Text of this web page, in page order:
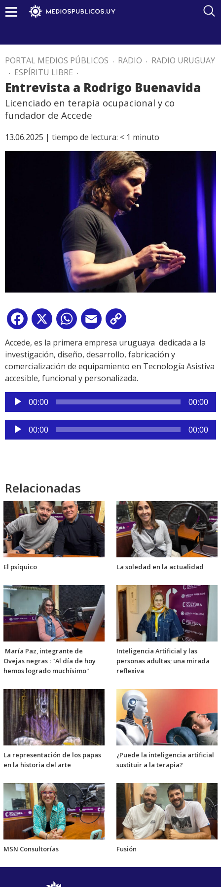
PORTAL MEDIOS PÚBLICOS . RADIO . RADIO URUGUAY
. ESPÍRITU LIBRE .
Entrevista a Rodrigo Buenavida
Licenciado en terapia ocupacional y co
fundador de Accede
13.06.2025 | tiempo de lectura: < 1 minuto
Facebook
X WhatsApp
Email
Link
Accede, es la primera empresa uruguaya dedicada a la
investigación, diseño, desarrollo, fabricación y
comercialización de equipamiento en Tecnología Asistiva
accesible, funcional y personalizada.
Reproductor
de
audio
00:00 00:00
Reproductor
de
00:00 00:00
Relacionadas
El psíquico La soledad en la actualidad
María Paz, integrante de
Ovejas negras : "Al día de hoy
hemos logrado muchísimo"
Inteligencia Artificial y las
personas adultas; una mirada
reflexiva
La representación de los papas
en la historia del arte
¿Puede la inteligencia artificial
sustituir a la terapia?
MSN Consultorías Fusión